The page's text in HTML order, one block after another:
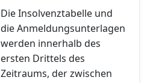
Die Insolvenztabelle und
die Anmeldungsunterlagen
werden innerhalb des
ersten Drittels des
Zeitraums, der zwischen